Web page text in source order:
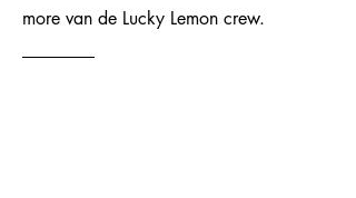
more van de Lucky Lemon crew.